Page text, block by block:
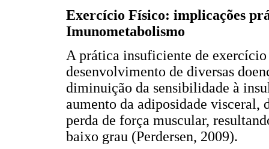
Exercício Físico: implicações
Imunometabolismo
A prática insuficiente de
desenvolvimento de diversas
diminuição da sensibilidade à
aumento da adiposidade visceral,
perda de força muscular,
baixo grau (Perdersen, 2009).